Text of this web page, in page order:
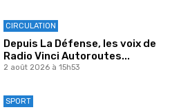
CIRCULATION
Depuis La Défense, les voix de
Radio Vinci Autoroutes...
2 août 2026 à 15h53
SPORT